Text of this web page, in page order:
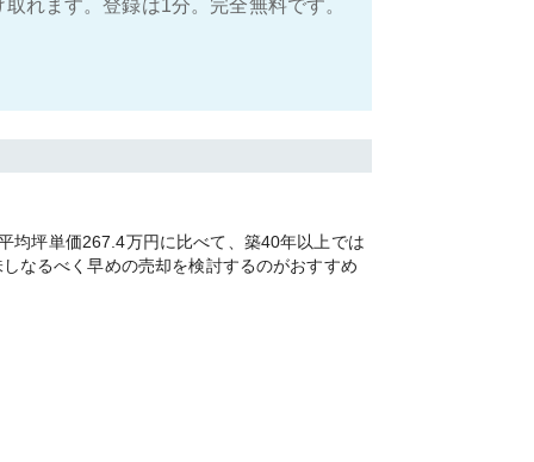
れます。登録は1分。完全無料です。
均坪単価267.4万円に比べて、築40年以上では
なるべく早めの売却を検討するのがおすすめ